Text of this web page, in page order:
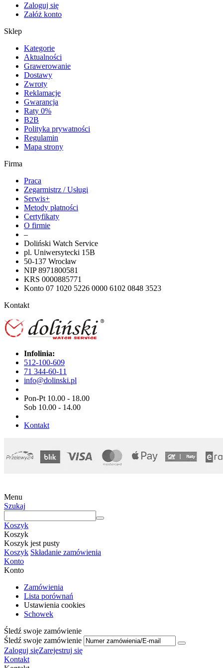
Zaloguj się
Załóż konto
Sklep
Kategorie
Aktualności
Grawerowanie
Dostawy
Zwroty
Reklamacje
Gwarancja
Raty 0%
B2B
Polityka prywatności
Regulamin
Mapa strony
Firma
Praca
Zegarmistrz / Usługi
Serwis+
Metody płatności
Certyfikaty
O firmie
–
Doliński Watch Service
pl. Uniwersytecki 15B
50-137 Wrocław
NIP 8971800581
KRS 0000885771
Konto 07 1020 5226 0000 6102 0848 3523
Kontakt
Infolinia:
512-100-609
71 344-60-11
info@dolinski.pl
Pon-Pt 10.00 - 18.00
Sob 10.00 - 14.00
Kontakt
Menu
Szukaj
Koszyk
Koszyk
Koszyk jest pusty
Koszyk Składanie zamówienia
Konto
Konto
Zamówienia
Lista porównań
Ustawienia cookies
Schowek
Śledź swoje zamówienie
Śledź swoje zamówienie
Zaloguj sięZarejestruj się
Kontakt